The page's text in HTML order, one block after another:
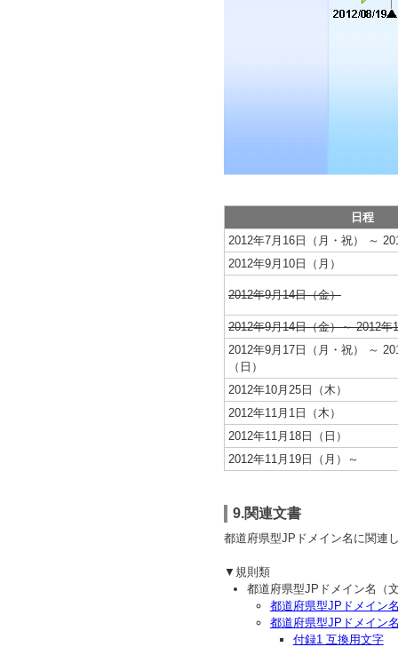
日程
2012年7月16日（月・祝） ～
2012年9月10日（月）
2012年9月14日（金）
2012年9月14日（金）～ 2012年
2012年9月17日（月・祝） ～
（日）
2012年10月25日（木）
2012年11月1日（木）
2012年11月18日（日）
2012年11月19日（月）～
9.関連文書
都道府県型JPドメイン名に関連
▼規則類
都道府県型JPドメイン名（
都道府県型JPドメイン
都道府県型JPドメイン
付録1 互換用文字